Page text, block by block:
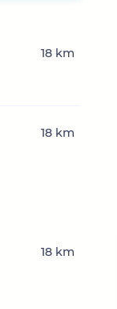
18 km
18 km
18 km